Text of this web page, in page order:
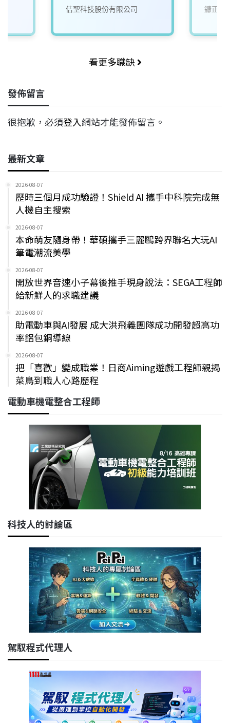
佶聖科技股份有限公司 鏮正實
看更多職缺
發佈留言
很抱歉，必須登入網站才能發佈留言。
最新文章
2026-08-07
歷時三個月成功驗證！Shield AI 攜手中科院完成無
人機自主搜索
2026-08-07
本命萌友隨身帶！華碩攜手三麗鷗跨界聯名大玩AI
筆電潮流美學
2026-08-07
開放世界音速小子幕後推手現身說法：SEGA工程師
給新鮮人的求職建議
2026-08-07
助電動車與AI發展 成大洪飛義團隊成功開發超高功
率鋁包銅導線
2026-08-07
把「喜歡」變成職業！日商Aiming遊戲工程師親揭
菜鳥到職人心路歷程
電動車機電整合工程師
科技人的討論區
駕馭程式代理人